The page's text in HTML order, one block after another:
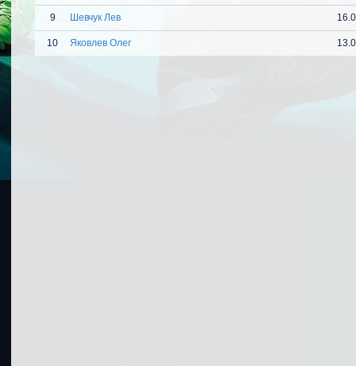
9 Шевчук Лев
10 Яковлев Олег